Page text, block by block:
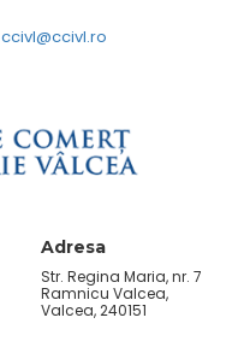
ccivl@ccivl.ro
Adresa
Str. Regina Maria, nr. 7
Ramnicu Valcea,
Valcea, 240151